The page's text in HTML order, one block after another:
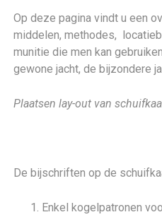
Op deze pagina vindt u een
middelen, methodes,
munitie die men kan
gewone jacht, de bijzondere
Plaatsen lay-out van
De bijschriften op de
Enkel kogelpatronen